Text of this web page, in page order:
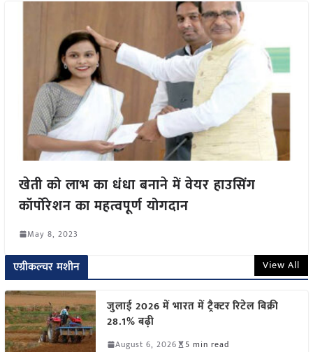
खेती को लाभ का धंधा बनाने में वेयर हाउसिंग
कॉर्पोरेशन का महत्वपूर्ण योगदान
May 8, 2023
एग्रीकल्चर मशीन View All
जुलाई 2026 में भारत में ट्रैक्टर रिटेल बिक्री
28.1% बढ़ी
August 6, 2026 5 min read